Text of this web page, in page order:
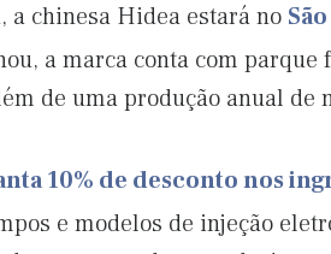
a chinesa Hidea estará no
a marca conta com
de uma produção anual de
10% de desconto nos
e modelos de injeção